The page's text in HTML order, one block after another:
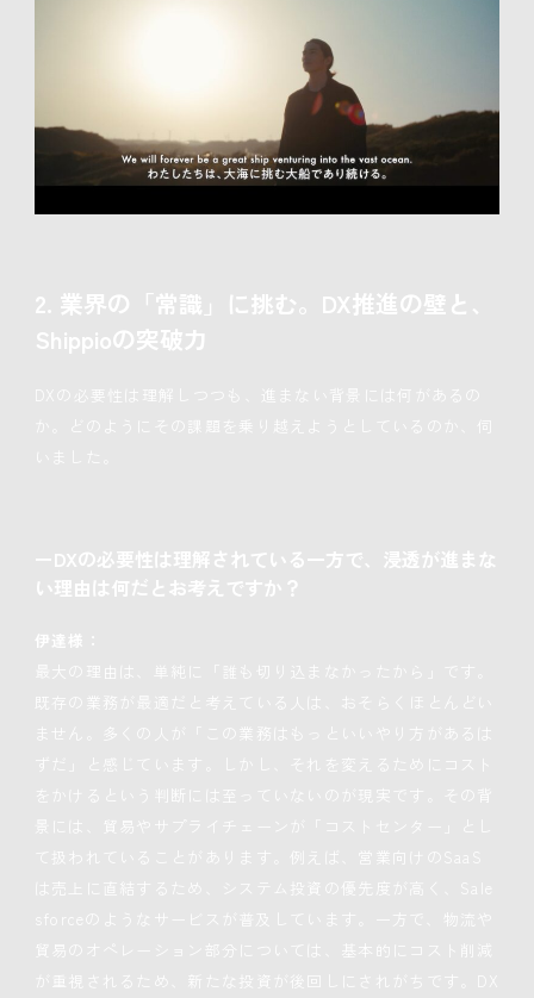
2. 業界の「常識」に挑む。DX推進の壁と、
Shippioの突破力
DXの必要性は理解しつつも、進まない背景には何があるの
か。どのようにその課題を乗り越えようとしているのか、伺
ーDXの必要性は理解されている一方で、浸透が進まな
い理由は何だとお考えですか？
伊達様：
最大の理由は、単純に「誰も切り込まなかったから」です。
既存の業務が最適だと考えている人は、おそらくほとんどい
ません。多くの人が「この業務はもっといいやり方があるは
ずだ」と感じています。しかし、それを変えるためにコスト
をかけるという判断には至っていないのが現実です。その背
景には、貿易やサプライチェーンが「コストセンター」とし
て扱われていることがあります。例えば、営業向けのSaaS
は売上に直結するため、システム投資の優先度が高く、Sale
sforceのようなサービスが普及しています。一方で、物流や
貿易のオペレーション部分については、基本的にコスト削減
が重視されるため、新たな投資が後回しにされがちです。DX